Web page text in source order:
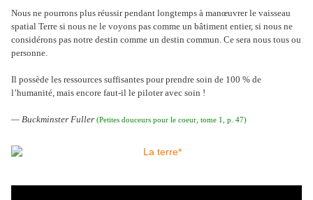
Nous ne pourrons plus réussir pendant longtemps à manœuvrer le vaisseau
spatial Terre si nous ne le voyons pas comme un bâtiment entier, si nous ne
considérons pas notre destin comme un destin commun. Ce sera nous tous ou
personne.
Il possède les ressources suffisantes pour prendre soin de 100 % de
l’humanité, mais encore faut-il le piloter avec soin !
— Buckminster Fuller (Petites douceurs pour le coeur, tome 1, p. 47)